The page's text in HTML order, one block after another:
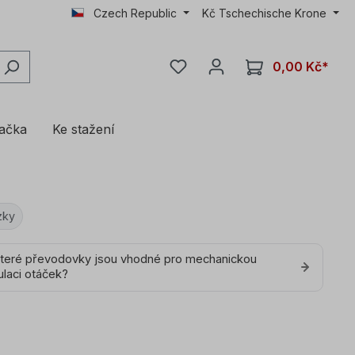
Czech Republic Kč Tschechische Krone
0,00 Kč*
Ke stažení
převodovky jsou vhodné pro mechanickou
otáček?